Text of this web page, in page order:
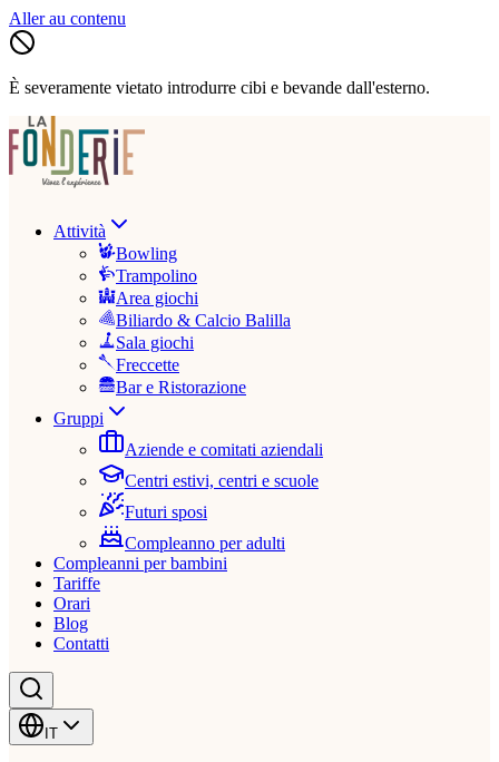
Aller au contenu
È severamente vietato introdurre cibi e bevande dall'esterno.
Attività
Bowling
Trampolino
Area giochi
Biliardo & Calcio Balilla
Sala giochi
Freccette
Bar e Ristorazione
Gruppi
Aziende e comitati aziendali
Centri estivi, centri e scuole
Futuri sposi
Compleanno per adulti
Compleanni per bambini
Tariffe
Orari
Blog
Contatti
IT